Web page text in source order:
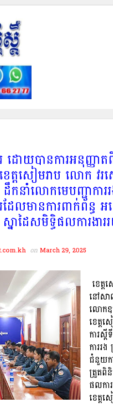
ោយបានការអនុញ្ញា
ខេត្តសៀមរាប លោក
ដឹកនាំលោកមេបញ្ជាកា
លមានការពាក់ព័ន្ធ
នាដៃសមិទ្ធិផលការង
on March 29, 2025
ខេត្ត
នៅសា
លោកឧ
ខេត្ត
ការស្
ការរ
ជំនួយក
ត្រួតពិ
ផលកា
ខេត្ត